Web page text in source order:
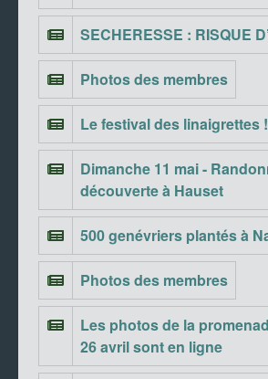
SECHERESSE : RISQUE
Photos des membres
Le festival des linaigrettes !
Dimanche 11 mai -
découverte à Hauset
500 genévriers plantés à
Photos des membres
Les photos de la
26 avril sont en ligne